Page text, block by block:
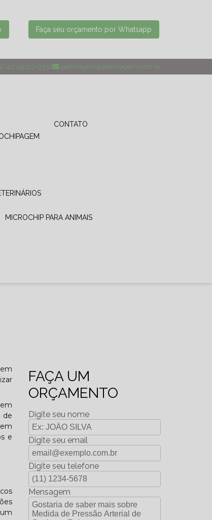
Faça seu orçamento por Whatsapp
(41) 99127-9332 petimagem@petimagem.com.br
CONTATO
MICROCHIP PARA ANIMAIS
de
e
FAÇA UM
ORÇAMENTO
Digite seu nome
Digite seu email
Digite seu telefone
Mensagem